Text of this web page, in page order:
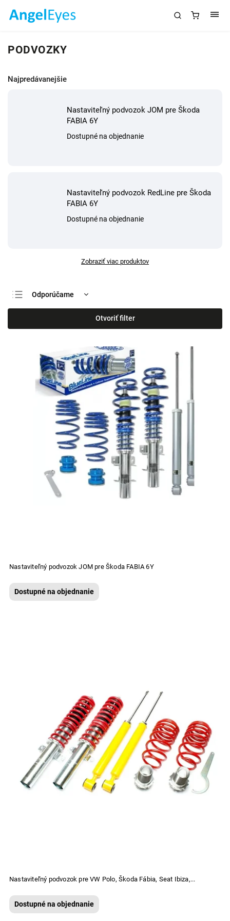
PODVOZKY
Najpredávanejšie
Nastaviteľný podvozok JOM pre Škoda
FABIA 6Y
Dostupné na objednanie
Nastaviteľný podvozok RedLine pre Škoda
FABIA 6Y
Dostupné na objednanie
Zobraziť viac produktov
Odporúčame
Najlacnejšie
Najdrahšie
Abecedne
Otvoriť filter
Nastaviteľný podvozok JOM pre Škoda FABIA 6Y
Dostupné na objednanie
Nastaviteľný podvozok pre VW Polo, Škoda Fábia, Seat Ibiza,...
Dostupné na objednanie